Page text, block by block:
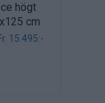
högt
cm
15.495:-